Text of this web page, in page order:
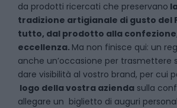
da prodotti ricercati che preservano
tradizione artigianale di gusto del
tutto, dal prodotto alla
eccellenza. Ma non finisce qui: un
anche un’occasione per trasmettere
dare visibilità al vostro brand, per cui
logo della vostra azienda sulla
allegare un biglietto di auguri